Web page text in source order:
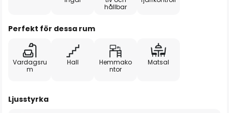
hållbar
Perfekt för dessa rum
Vardagsru
m
Hall
Hemmako
ntor
Matsal
Ljusstyrka